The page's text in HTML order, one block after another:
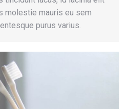
molestie mauris eu sem
purus varius.